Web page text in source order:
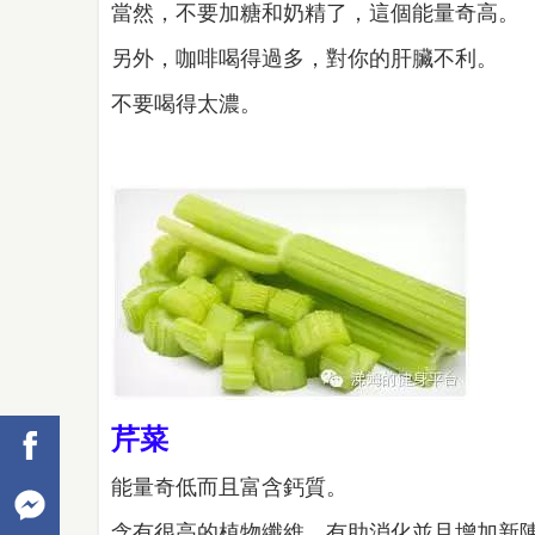
當然，不要加糖和奶精了，這個能量奇高。
另外，咖啡喝得過多，對你的肝臟不利。
不要喝得太濃。
芹菜
能量奇低而且富含鈣質。